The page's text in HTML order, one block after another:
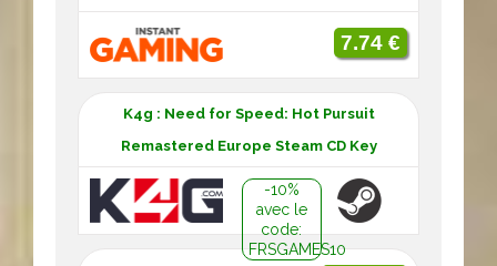
7.74 €
K4g : Need for Speed: Hot Pursuit
Remastered Europe Steam CD Key
-10%
avec le
code:
FRSGAMES10